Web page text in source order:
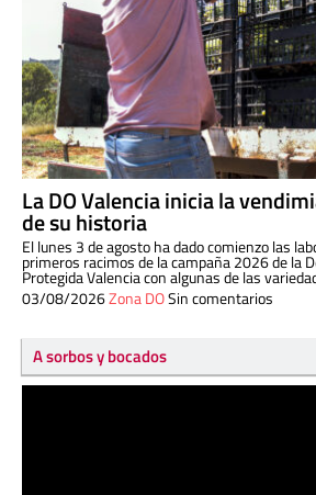
La DO Valencia inicia la
de su historia
El lunes 3 de agosto ha dado comienzo las
primeros racimos de la campaña 2026 de la
Protegida Valencia con algunas de las
03/08/2026Zona DOSin comentarios
A sorbos y bocados